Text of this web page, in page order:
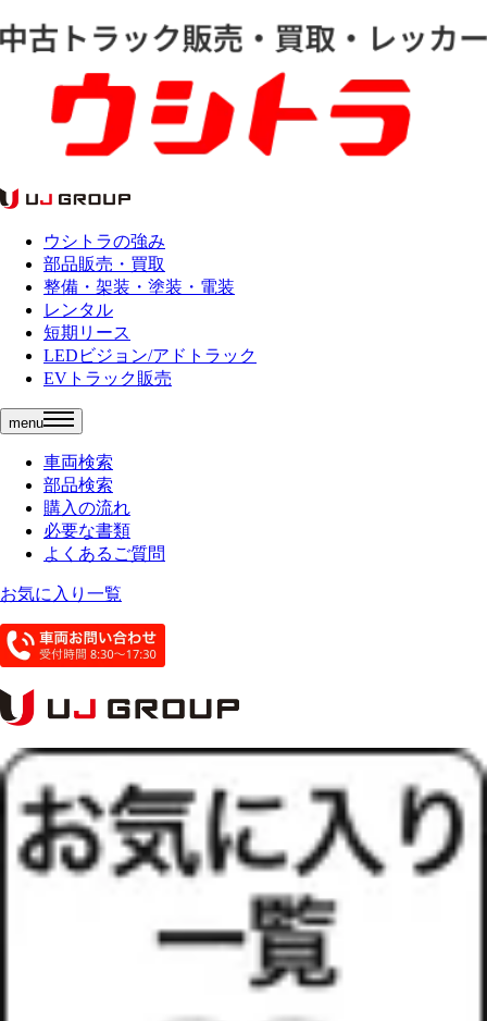
ウシトラの強み
部品販売・買取
整備・架装・塗装・電装
レンタル
短期リース
LEDビジョン/アドトラック
EVトラック販売
menu
車両検索
部品検索
購入の流れ
必要な書類
よくあるご質問
お気に入り一覧